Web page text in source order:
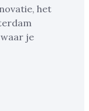
het
je